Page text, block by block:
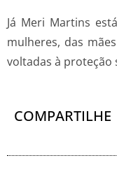
Já Meri Martins
mulheres, das
voltadas à proteção
COMPARTILHE